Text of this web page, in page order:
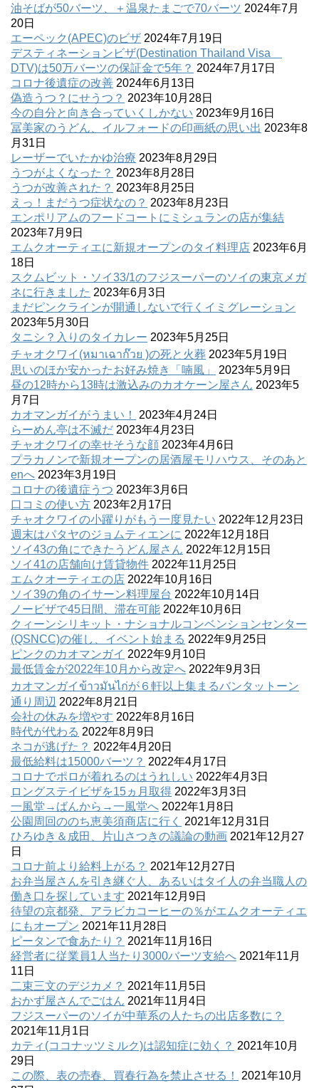
油そばが50バーツ、＋温泉たまごで70バーツ 2024年7月
20日
エーペック(APEC)のビザ 2024年7月19日
デスティネーションビザ(Destination Thailand Visa
DTV)は50万バーツの保証金で5年？ 2024年7月17日
コロナ後遺症の改善 2024年6月13日
偽造うつ？にせうつ？ 2023年10月28日
今の自分と向き合っていくしかない 2023年9月16日
冨美家のうどん、イルフォードの印画紙の思い出 2023年8
月31日
レーザーでいたかゆ治療 2023年8月29日
うつがよくなった？ 2023年8月28日
うつが改善された？ 2023年8月25日
えっ！まだうつ症状なの？ 2023年8月23日
エンポリアムのフードコートにミシュランの店が集結
2023年7月9日
エムクオーティエに新規オープンのタイ料理店 2023年6月
18日
スクムビット・ソイ33/1のフジスーパーのソイの東京メガ
ネに行きました 2023年6月3日
まだピンクラインが開通しないで行くイミグレーション
2023年5月30日
タニシ？入りのタイカレー 2023年5月25日
チャオクワイ(หมาเฉาก๊วย )の死と火葬 2023年5月19日
思いのほか安かったお好み焼き「喃風」
2023年5月9日
昼の12時から13時は激込みのカオケーン屋さん 2023年5
月7日
カオマンガイがうまい！
2023年4月24日
らーめん亭は不滅だ 2023年4月23日
チャオクワイの幸せそうな顔 2023年4月6日
プラカノンで新規オープンの居酒屋モリハウス、そのあと
enへ 2023年3月19日
コロナの後遺症うつ 2023年3月6日
口コミの使い方 2023年2月17日
チャオクワイの小躍りがもう一度見たい 2022年12月23日
週末はパタヤのジョムティエンに 2022年12月18日
ソイ43の角にできたうどん屋さん 2022年12月15日
ソイ41の店舗向け賃貸物件 2022年11月25日
エムクオーティエの店 2022年10月16日
ソイ39の角のイサーン料理屋台 2022年10月14日
ノービザで45日間、滞在可能 2022年10月6日
クィーンシリキット・ナショナルコンベンションセンター
(QSNCC)の催し、イベント始まる 2022年9月25日
ピンクのカオマンガイ 2022年9月10日
最低賃金が2022年10月から改定へ 2022年9月3日
カオマンガイข้าวมันไก่が６軒以上集まるバンタットーン
通り周辺 2022年8月21日
会社の休みを増やす 2022年8月16日
時代が代わる 2022年8月9日
ネコが逃げた？ 2022年4月20日
最低給料は15000バーツ？ 2022年4月17日
コロナでポロが着れるのはうれしい 2022年4月3日
ロングステイビザを15ヵ月取得 2022年3月3日
一風堂→ばんから→一風堂へ 2022年1月8日
公園周回ののち恵美須商店に行く
2021年12月31日
ひろゆき＆成田、片山さつきの議論の動画 2021年12月27
日
コロナ前より給料上がる？ 2021年12月27日
お弁当屋さんを引き継ぐ人、あるいはタイ人の弁当職人の
働き口を探しています 2021年12月9日
待望の京都発、アラビカコーヒーの％がエムクオーティエ
にもオープン 2021年11月28日
ピータンで食あたり？ 2021年11月16日
経営者に従業員1人当たり3000バーツ支給へ 2021年11月
11日
二束三文のデジカメ？ 2021年11月5日
おかず屋さんでごはん 2021年11月4日
フジスーパーのソイが中華系の人たちの出店多数に？
2021年11月1日
カティ(ココナッツミルク)は認知症に効く？ 2021年10月
29日
この際、表の売春、買春行為を禁止させる！
2021年10月